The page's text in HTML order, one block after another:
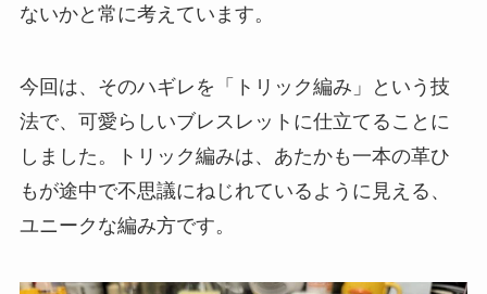
ないかと常に考えています。
今回は、そのハギレを「トリック編み」という技
法で、可愛らしいブレスレットに仕立てることに
しました。トリック編みは、あたかも一本の革ひ
もが途中で不思議にねじれているように見える、
ユニークな編み方です。